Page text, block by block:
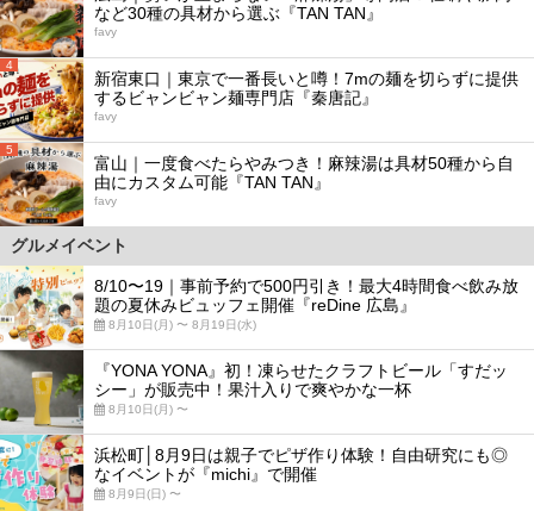
など30種の具材から選ぶ『TAN TAN』
favy
4
新宿東口｜東京で一番長いと噂！7mの麺を切らずに提供
するビャンビャン麺専門店『秦唐記』
favy
5
富山｜一度食べたらやみつき！麻辣湯は具材50種から自
由にカスタム可能『TAN TAN』
favy
グルメイベント
8/10〜19｜事前予約で500円引き！最大4時間食べ飲み放
題の夏休みビュッフェ開催『reDine 広島』
8月10日(月) 〜 8月19日(水)
『YONA YONA』初！凍らせたクラフトビール「すだッ
シー」が販売中！果汁入りで爽やかな一杯
8月10日(月) 〜
浜松町│8月9日は親子でピザ作り体験！自由研究にも◎
なイベントが『michi』で開催
8月9日(日) 〜